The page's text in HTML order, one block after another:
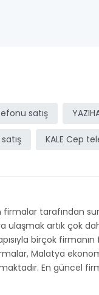
satış
KALE Cep
tarafından
ulaşmak artık çok
birçok
Malatya
En güncel